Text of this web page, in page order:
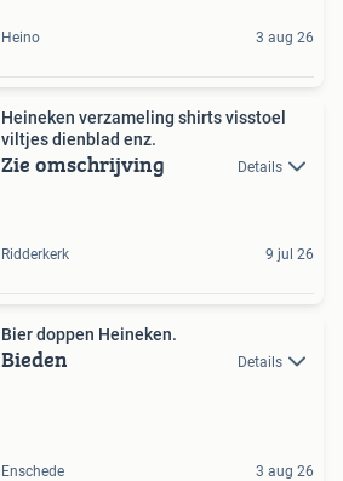
Heino 3 aug 26
Heineken verzameling shirts visstoel
viltjes dienblad enz.
Zie omschrijving Details
Ridderkerk 9 jul 26
Bier doppen Heineken.
Bieden Details
Enschede 3 aug 26